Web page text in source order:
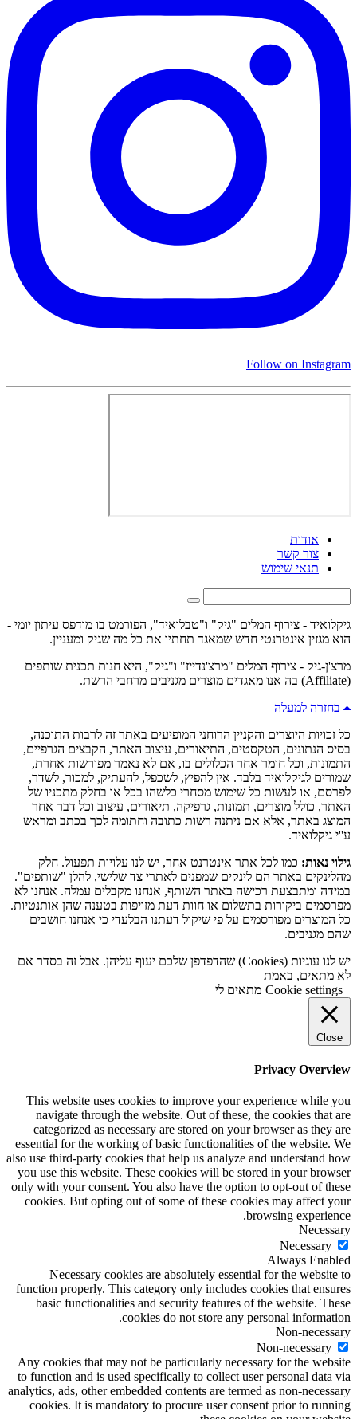
Follow on Instagram
אודות
צור קשר
תנאי שימוש
גיקלואיד - צירוף המלים "גיק" ו"טבלואיד", הפורמט בו מודפס עיתון יומי -
הוא מגזין אינטרנטי חדש שמאגד תחתיו את כל מה שגיק ומעניין.
מרצ'ן-גיק - צירוף המלים "מרצ'נדייז" ו"גיק", היא חנות תכנית שותפים
(Affiliate) בה אנו מאגדים מוצרים מגניבים מרחבי הרשת.
בחזרה למעלה
כל זכויות היוצרים והקניין הרוחני המופיעים באתר זה לרבות התוכנה,
בסיס הנתונים, הטקסטים, התיאורים, עיצוב האתר, הקבצים הגרפיים,
התמונות, וכל חומר אחר הכלולים בו, אם לא נאמר מפורשות אחרת,
שמורים לגיקלואיד בלבד. אין להפיץ, לשכפל, להעתיק, למכור, לשדר,
לפרסם, או לעשות כל שימוש מסחרי כלשהו בכל או בחלק מתכניו של
האתר, כולל מוצרים, תמונות, גרפיקה, תיאורים, עיצוב וכל דבר אחר
המוצג באתר, אלא אם ניתנה רשות כתובה וחתומה לכך בכתב ומראש
ע''י גיקלואיד.
גילוי נאות: כמו לכל אתר אינטרנט אחר, יש לנו עלויות תפעול. חלק
מהלינקים באתר הם לינקים שמפנים לאתרי צד שלישי, להלן "שותפים".
במידה ומתבצעת רכישה באתר השותף, אנחנו מקבלים עמלה. אנחנו לא
מפרסמים ביקורות בתשלום או חוות דעת מזויפות בטענה שהן אותנטיות.
כל המוצרים מפורסמים על פי שיקול דעתנו הבלעדי כי אנחנו חושבים
שהם מגניבים.
יש לנו עוגיות (Cookies) שהדפדפן שלכם יעוף עליהן. אבל זה בסדר אם
לא מתאים, באמת
Cookie settings מתאים לי
Close
Privacy Overview
This website uses cookies to improve your experience while you
navigate through the website. Out of these, the cookies that are
categorized as necessary are stored on your browser as they are
essential for the working of basic functionalities of the website. We
also use third-party cookies that help us analyze and understand how
you use this website. These cookies will be stored in your browser
only with your consent. You also have the option to opt-out of these
cookies. But opting out of some of these cookies may affect your
browsing experience.
Necessary
Necessary
Always Enabled
Necessary cookies are absolutely essential for the website to
function properly. This category only includes cookies that ensures
basic functionalities and security features of the website. These
cookies do not store any personal information.
Non-necessary
Non-necessary
Any cookies that may not be particularly necessary for the website
to function and is used specifically to collect user personal data via
analytics, ads, other embedded contents are termed as non-necessary
cookies. It is mandatory to procure user consent prior to running